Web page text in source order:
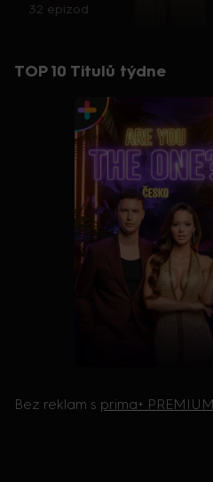
32 epizod
TOP 10 Titulů týdne
Bez reklam s prima+ PREMIUM